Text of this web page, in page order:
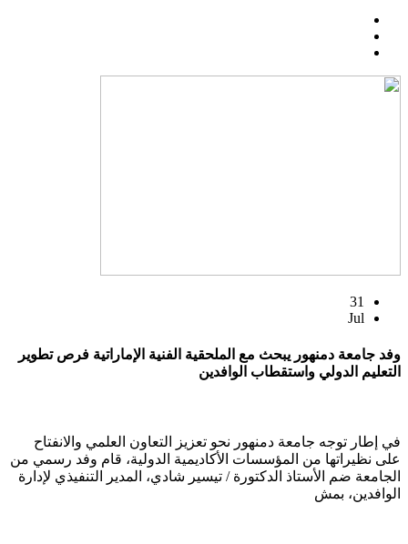
31
Jul
وفد جامعة دمنهور يبحث مع الملحقية الفنية الإماراتية فرص تطوير
التعليم الدولي واستقطاب الوافدين
في إطار توجه جامعة دمنهور نحو تعزيز التعاون العلمي والانفتاح
على نظيراتها من المؤسسات الأكاديمية الدولية، قام وفد رسمي من
الجامعة ضم الأستاذ الدكتورة / تيسير شادي، المدير التنفيذي لإدارة
الوافدين، بمش